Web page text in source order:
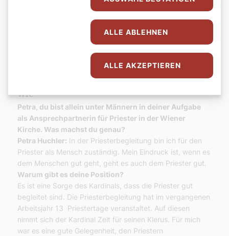
2021 die Priesterbegleitung in der Erzdiözese Wien.
Nachgefragt: Nicht nur was, sondern auch
wie
Petra, du bist allein unter Männern in deiner Aufgabe
als Ansprechpartnerin für Priester in der Wiener
Kirche. Was machst du genau?
Petra Huchler: In der Priesterbegleitung bin ich für den
Priester als Mensch zuständig. Mein Eindruck ist, wenn es
dem Menschen gut geht, geht es auch dem Priester gut.
Warum gibt es deine Position?
Es ist eine Sorge des Kardinals, dass die Priester gut
begleitet sind. Die Priesterbegleitung hat im vergangenen
Arbeitsjahr 13 Priestertage veranstaltet. Auf diesen
nimmt sich der Kardinal Zeit für seinen Klerus. Für mich
war es eine gute Gelegenheit, den Priestern
ALLE ABLEHNEN
ALLE AKZEPTIEREN